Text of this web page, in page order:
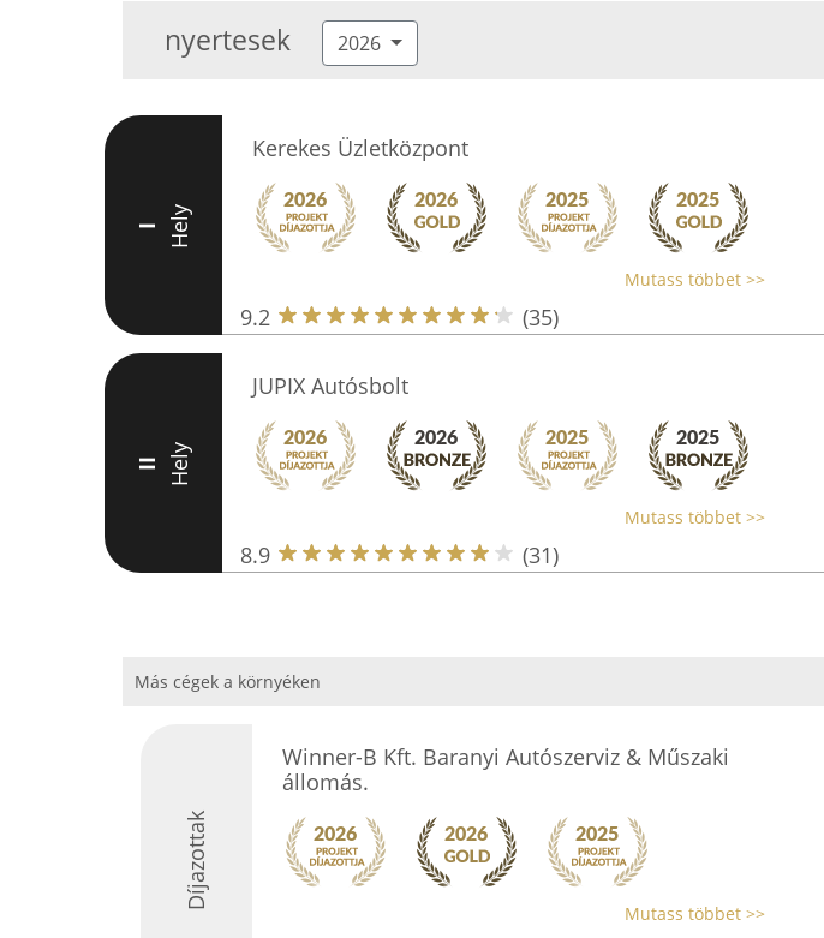
nyertesek 2026
I Hely
Kerekes Üzletközpont
Mutass többet >>
9.2 (35)
II Hely
JUPIX Autósbolt
Mutass többet >>
8.9 (31)
Más cégek a környéken
Díjazottak
Winner-B Kft. Baranyi Autószerviz & Műszaki
állomás.
Mutass többet >>